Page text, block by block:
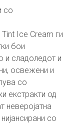
со
Tint Ice Cream ги
бои
и сладоледот и
освежени и
со
екстракти од
неверојатна
со